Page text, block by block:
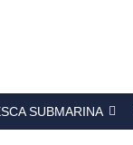
SUBMARINA